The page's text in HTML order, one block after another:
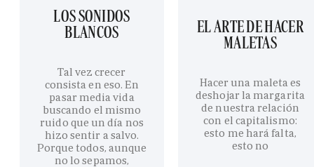
LOS SONIDOS
BLANCOS
Tal vez crecer
consista en eso. En
pasar media vida
buscando el mismo
ruido que un día nos
hizo sentir a salvo.
Porque todos, aunque
no lo sepamos,
EL ARTE DE HACER
MALETAS
Hacer una maleta es
deshojar la margarita
de nuestra relación
con el capitalismo:
esto me hará falta,
esto no